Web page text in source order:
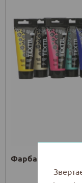
Фарба акрилова